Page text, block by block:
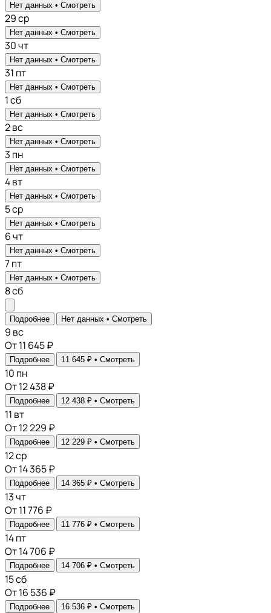
Нет данных • Смотреть
29ср
Нет данных • Смотреть
30чт
Нет данных • Смотреть
31 пт
Нет данных • Смотреть
1сб
Нет данных • Смотреть
2вс
Нет данных • Смотреть
3 пн
Нет данных • Смотреть
4вт
Нет данных • Смотреть
5ср
Нет данных • Смотреть
6чт
Нет данных • Смотреть
7пт
Нет данных • Смотреть
8сб
Подробнее Нет данных • Смотреть
9 вс
От 11 645 ₽
Подробнее 11 645 ₽ • Смотреть
10 пн
От 12 438 ₽
Подробнее 12 438 ₽ • Смотреть
11 вт
От 12 229 ₽
Подробнее 12 229 ₽ • Смотреть
12ср
От 14 365 ₽
Подробнее 14 365 ₽ • Смотреть
13чт
От 11 776 ₽
Подробнее 11 776 ₽ • Смотреть
14пт
От 14 706 ₽
Подробнее 14 706 ₽ • Смотреть
15сб
От 16 536 ₽
Подробнее 16 536 ₽ • Смотреть